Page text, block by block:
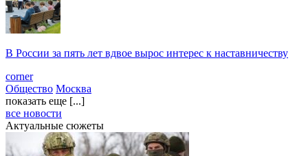
В России за пять лет вдвое вырос интерес к наставничеству
corner
Общество Москва
показать еще [...]
все новости
Актуальные сюжеты